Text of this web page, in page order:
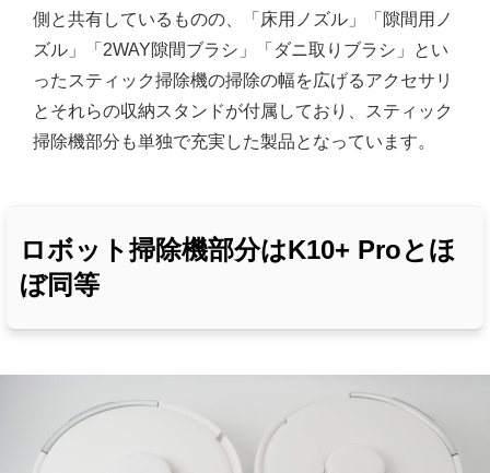
側と共有しているものの、「床用ノズル」「隙間用ノ
ズル」「2WAY隙間ブラシ」「ダニ取りブラシ」とい
ったスティック掃除機の掃除の幅を広げるアクセサリ
とそれらの収納スタンドが付属しており、スティック
掃除機部分も単独で充実した製品となっています。
ロボット掃除機部分はK10+ Proとほ
ぼ同等